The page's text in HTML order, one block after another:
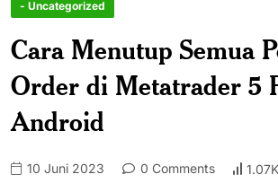
- Uncategorized
Cara Menutup Semua
Order di Metatrader 5
Android
10 Juni 2023 0 Comments